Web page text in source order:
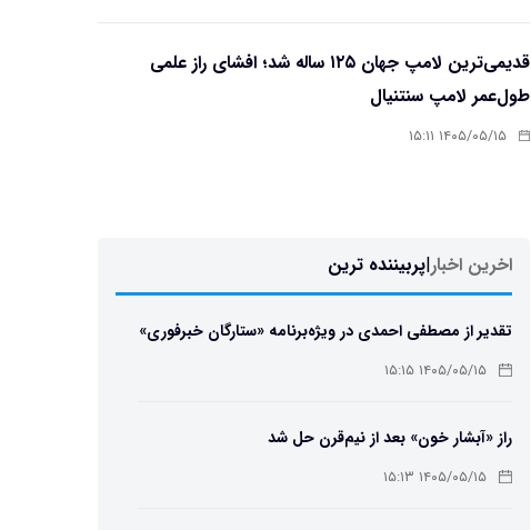
قدیمی‌ترین لامپ جهان ۱۲۵ ساله شد؛ افشای راز علمی
طول‌عمر لامپ سنتنیال
۱۴۰۵/۰۵/۱۵ ۱۵:۱۱
اخرین اخبار|پربیننده ترین
تقدیر از مصطفی احمدی در ویژه‌برنامه «ستارگان خبرفوری»
۱۴۰۵/۰۵/۱۵ ۱۵:۱۵
راز «آبشار خون» بعد از نیم‌قرن حل شد
۱۴۰۵/۰۵/۱۵ ۱۵:۱۳